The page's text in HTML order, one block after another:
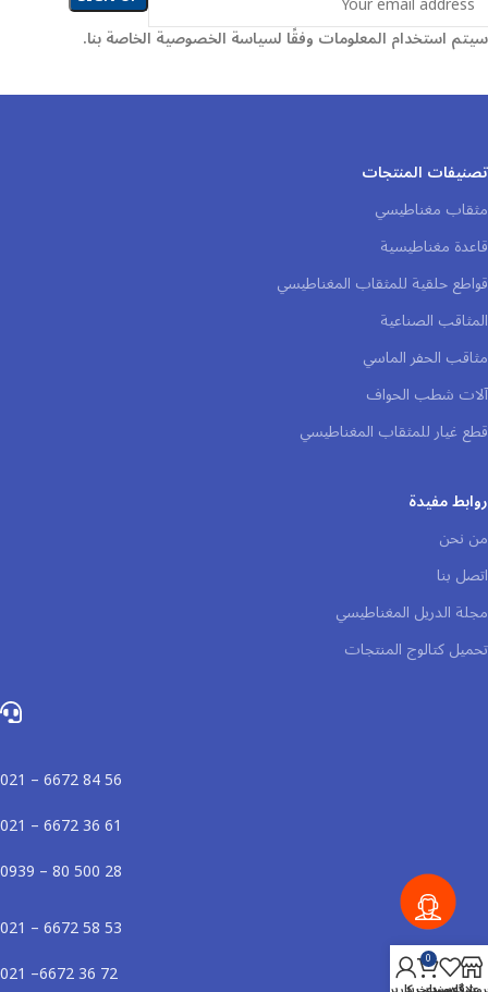
سيتم استخدام المعلومات وفقًا لسياسة الخصوصية الخاصة بنا.
تصنيفات المنتجات
مثقاب مغناطيسي
قاعدة مغناطيسية
قواطع حلقية للمثقاب المغناطيسي
المثاقب الصناعية
مثاقب الحفر الماسي
آلات شطب الحواف
قطع غيار للمثقاب المغناطيسي
روابط مفيدة
من نحن
اتصل بنا
مجلة الدريل المغناطيسي
تحميل كتالوج المنتجات
56 84 6672 – 021
61 36 6672 – 021
28 500 80 – 0939
53 58 6672 – 021
72 36 6672– 021
0